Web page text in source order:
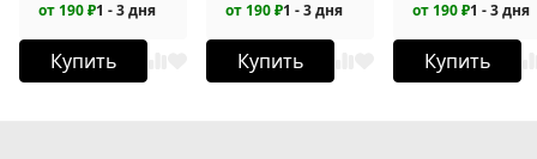
от 190 ₽1 - 3 дня
Купить
от 190 ₽1 - 3 дня
Купить
от 190 ₽1 - 3 дня
Купить